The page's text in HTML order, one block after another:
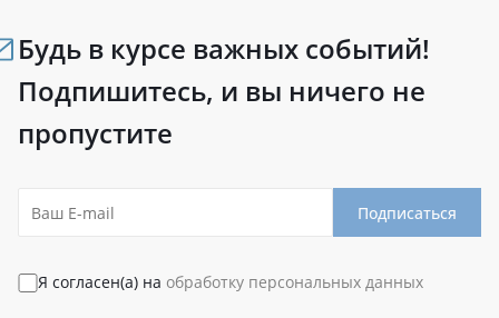
Будь в курсе важных событий!
Подпишитесь, и вы ничего не
пропустите
Подписаться
Я согласен(а) на обработку персональных данных